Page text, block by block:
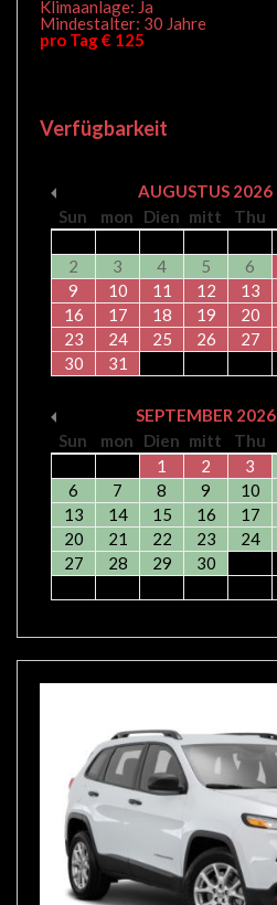
Klimaanlage: Ja
Mindestalter: 30 Jahre
pro Tag € 125
Verfügbarkeit
AUGUSTUS 2026
Sun
mon Dien mitt Thu
2
3 4 5 6
9
10 11 12 13
16
17 18 19 20
23
24 25 26 27
30
31
SEPTEMBER 2026
Sun
mon Dien mitt Thu
1
2 3
6
7 8 9 10
13
14 15 16 17
20
21 22 23 24
27
28 29 30